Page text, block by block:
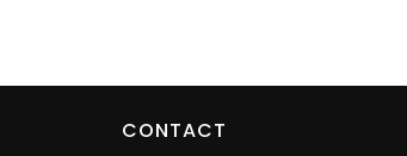
CONTACT